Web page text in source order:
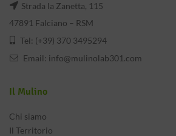
Strada la Zanetta, 115
47891 Falciano – RSM
Tel: (+39) 370 3495294
Email: info@mulinolab301.com
Il Mulino
Chi siamo
Il Territorio